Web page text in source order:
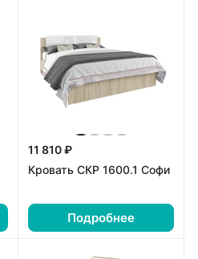
11 810 ₽
Кровать СКР 1600.1 Софи
Подробнее